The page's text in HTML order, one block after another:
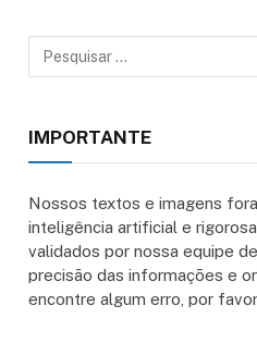
IMPORTANTE
Nossos textos e imagens
inteligência artificial e
validados por nossa equipe
precisão das informações e
encontre algum erro, por